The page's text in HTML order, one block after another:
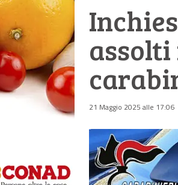
assolti
21 Maggio 2025 alle 17:06